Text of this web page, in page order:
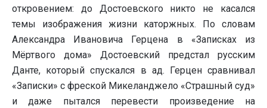
откровением: до Достоевского никто не касался
темы изображения жизни каторжных. По словам
Александра Ивановича Герцена в «Записках из
Мёртвого дома» Достоевский предстал русским
Данте, который спускался в ад. Герцен сравнивал
«Записки» с фреской Микеланджело «Страшный суд»
и даже пытался перевести произведение на